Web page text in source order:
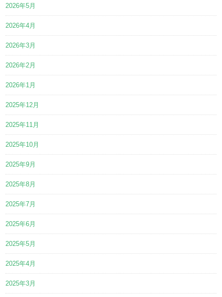
2026年5月
2026年4月
2026年3月
2026年2月
2026年1月
2025年12月
2025年11月
2025年10月
2025年9月
2025年8月
2025年7月
2025年6月
2025年5月
2025年4月
2025年3月